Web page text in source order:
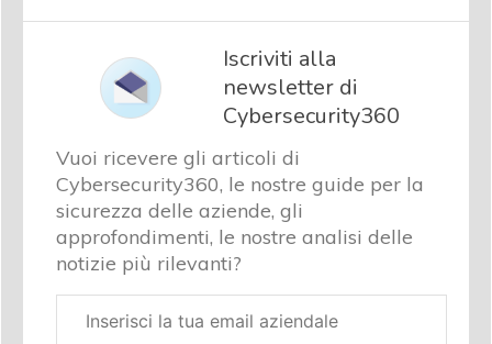
Iscriviti alla
newsletter di
Cybersecurity360
Vuoi ricevere gli articoli di
Cybersecurity360, le nostre guide per la
sicurezza delle aziende, gli
approfondimenti, le nostre analisi delle
notizie più rilevanti?
aziendale